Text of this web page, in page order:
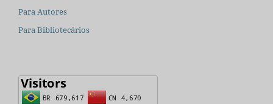
Para Autores
Para Bibliotecários